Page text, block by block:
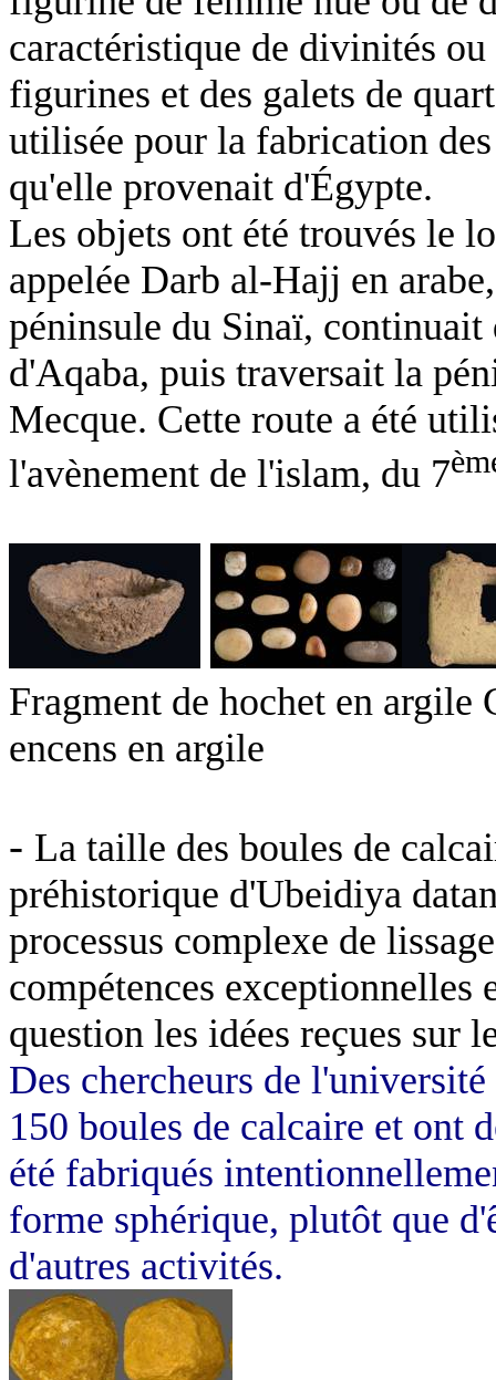
caractéristique de divinités ou
figurines et des galets de
utilisée pour la fabrication
qu'elle provenait d'Égypte.
Les objets ont été trouvés le
appelée Darb al-Hajj en
péninsule du Sinaï,
d'Aqaba, puis traversait la
Mecque. Cette route a été
l'avènement de l'islam, du 7
Fragment de hochet en argile
encens en argile
- La taille des boules de
préhistorique d'Ubeidiya
processus complexe de
compétences
question les idées reçues sur
Des chercheurs de
150 boules de calcaire et ont
été fabriqués
forme sphérique, plutôt que
d'autres activités.